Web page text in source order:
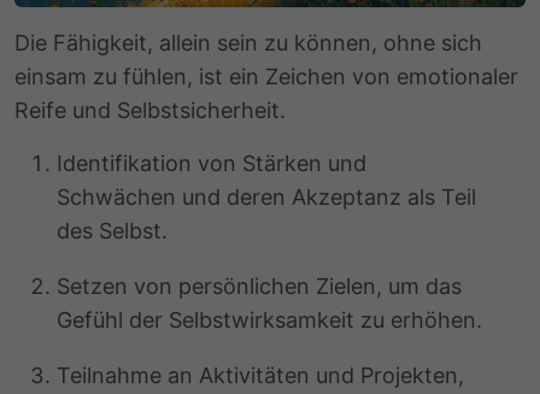
Die Fähigkeit, allein sein zu können, ohne sich
einsam zu fühlen, ist ein Zeichen von emotionaler
Reife und Selbstsicherheit.
Identifikation von Stärken und
Schwächen und deren Akzeptanz als Teil
des Selbst.
Setzen von persönlichen Zielen, um das
Gefühl der Selbstwirksamkeit zu erhöhen.
Teilnahme an Aktivitäten und Projekten,